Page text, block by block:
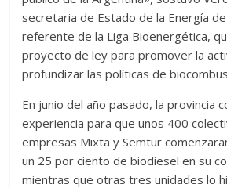
secretaria de Estado de la Energía
referente de la Liga Bioenergética,
proyecto de ley para promover la
profundizar las políticas de
En junio del año pasado, la provincia
experiencia para que unos 400
empresas Mixta y Semtur
un 25 por ciento de biodiesel en su
mientras que otras tres unidades lo